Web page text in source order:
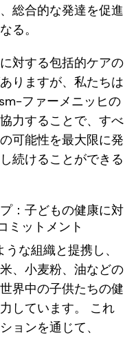
総合的な発達を促進
る。
対する包括的ケアの
りますが、私たちは
ファーメニッヒの
力することで、すべ
可能性を最大限に発
続けることができる
：子どもの健康に対
ミットメント
な組織と提携し、
、小麦粉、油などの
界中の子供たちの健
しています。 これ
ョンを通じて、